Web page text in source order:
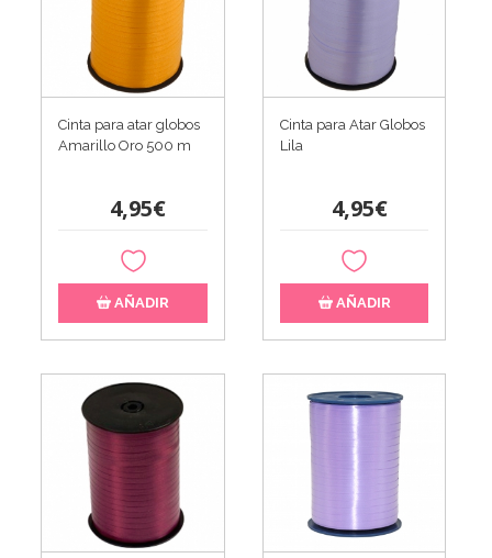
Cinta para atar globos
Amarillo Oro 500 m
4,95€
AÑADIR
Cinta para Atar Globos
Lila
4,95€
AÑADIR